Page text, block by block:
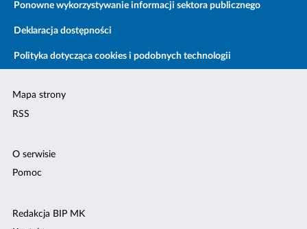
Ponowne wykorzystywanie informacji sektora publicznego
Deklaracja dostępności
Polityka dotycząca cookies i podobnych technologii
Mapa strony
RSS
O serwisie
Pomoc
Redakcja BIP MK